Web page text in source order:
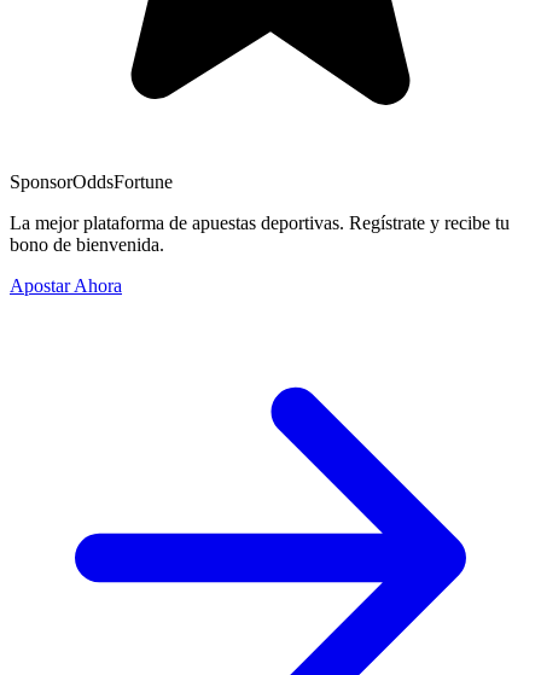
SponsorOddsFortune
La mejor plataforma de apuestas deportivas. Regístrate y recibe tu
bono de bienvenida.
Apostar Ahora